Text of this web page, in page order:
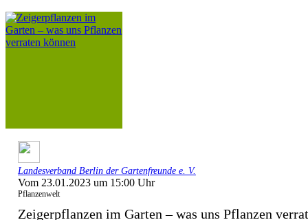
Landesverband Berlin der Gartenfreunde e. V.
Vom 23.01.2023 um 15:00 Uhr
Pflanzenwelt
Zeigerpflanzen im Garten – was uns Pflanzen